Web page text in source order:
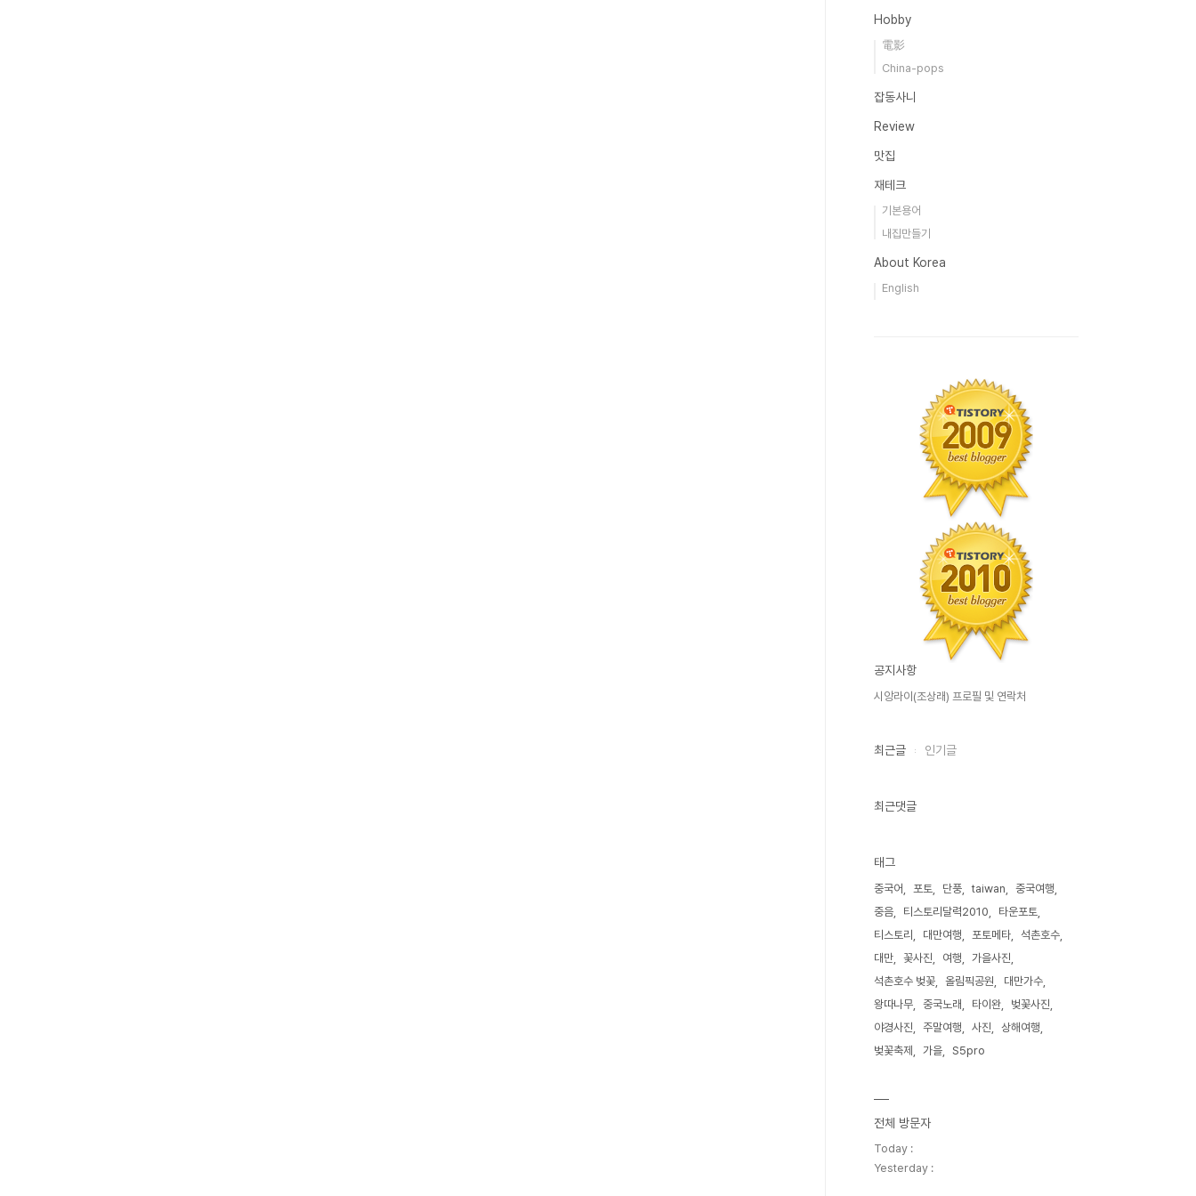
Hobby
電影
China-pops
잡동사니
Review
맛집
재테크
기본용어
내집만들기
About Korea
English
공지사항
시앙라이(조상래) 프로필 및 연락처
최근글 인기글
최근댓글
태그
중국어 포토 단풍 taiwan
중국여행
중음
티스토리달력2010
타운포토
티스토리
대만여행 포토메타
석촌호수
대만
꽃사진 여행
가을사진
석촌호수 벚꽃
올림픽공원
대만가수
왕따나무
중국노래 타이완
벚꽃사진
야경사진
주말여행 사진
상해여행
벚꽃축제
가을 S5pro
전체 방문자
Today :
Yesterday :